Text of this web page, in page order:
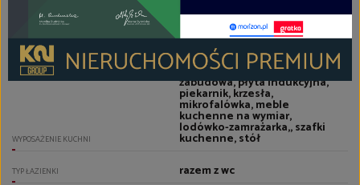
TYP KUCHNI jadalnią i salonem
RODZAJ KUCHNI aneks kuchenny
WYPOSAŻENIE KUCHNI
zmywarka, szafki wiszące, stała
zabudowa, płyta indukcyjna,
piekarnik, krzesła,
mikrofalówka, meble
kuchenne na wymiar,
lodówko-zamrażarka,, szafki
kuchenne, stół
TYP ŁAZIENKI razem z wc